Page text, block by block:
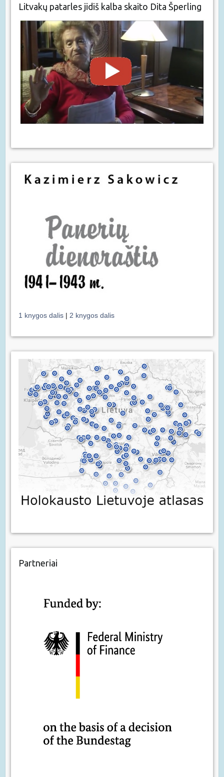
Litvakų patarles jidiš kalba skaito Dita Šperling
1 knygos dalis | 2 knygos dalis
Partneriai